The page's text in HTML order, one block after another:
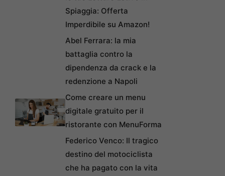
Spiaggia: Offerta
Imperdibile su Amazon!
Abel Ferrara: la mia
battaglia contro la
dipendenza da crack e la
redenzione a Napoli
Come creare un menu
digitale gratuito per il
ristorante con MenuForma
Federico Venco: Il tragico
destino del motociclista
che ha pagato con la vita